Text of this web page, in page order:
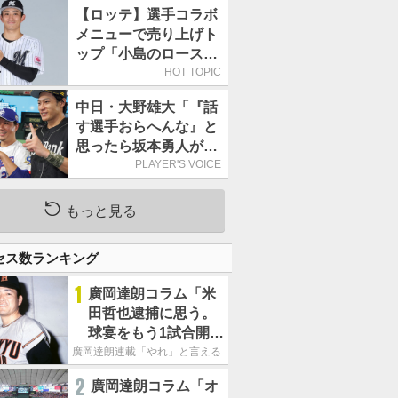
【ロッテ】選手コラボ
メニューで売り上げト
ップ「小島のロースト
ビーフ丼」が4年連続
HOT TOPIC
中日・大野雄大「『話
す選手おらへんな』と
思ったら坂本勇人が来
た！」／オールスター
PLAYER'S VOICE
もっと見る
ス数ランキング
1 廣岡達朗コラム「米
田哲也逮捕に思う。
球宴をもう1試合開催
でOB救済を」
廣岡達朗連載「やれ」と言える信念
2 廣岡達朗コラム「オ